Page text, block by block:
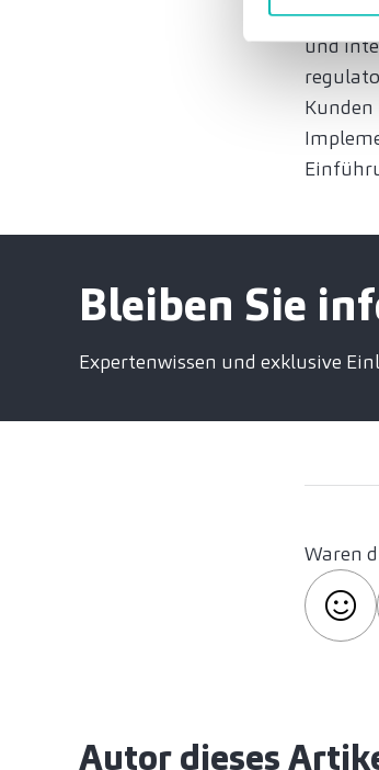
Durch
und
Kunden
Bleiben Sie
Expertenwissen und exklusive
Waren
Autor dieses